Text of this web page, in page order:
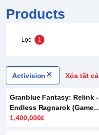
Products
Lọc 1
Activision Xóa tất cả
Granblue Fantasy: Relink -
Endless Ragnarok (Game
Key Card Switch 2)
1,400,000₫